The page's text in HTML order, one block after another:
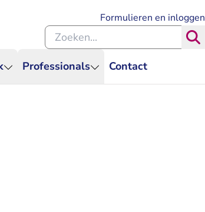
Professionals Contact
Formulieren en inloggen
Zoeken binnen de Rechtspraak